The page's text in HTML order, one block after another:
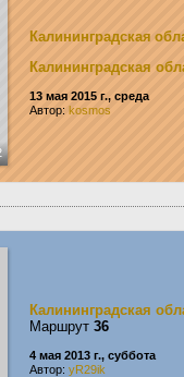
Калининградская
Калининградская
13 мая 2015 г., среда
Автор: kosmos
Калининградская
Маршрут 36
4 мая 2013 г., суббота
Автор: yR29ik